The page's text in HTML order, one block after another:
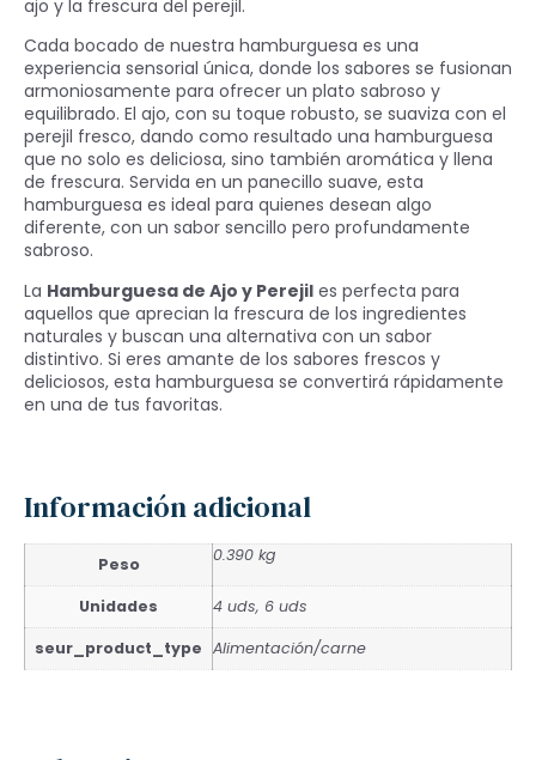
ajo y la frescura del perejil.
Cada bocado de nuestra hamburguesa es una
experiencia sensorial única, donde los sabores se fusionan
armoniosamente para ofrecer un plato sabroso y
equilibrado. El ajo, con su toque robusto, se suaviza con el
perejil fresco, dando como resultado una hamburguesa
que no solo es deliciosa, sino también aromática y llena
de frescura. Servida en un panecillo suave, esta
hamburguesa es ideal para quienes desean algo
diferente, con un sabor sencillo pero profundamente
sabroso.
La Hamburguesa de Ajo y Perejil es perfecta para
aquellos que aprecian la frescura de los ingredientes
naturales y buscan una alternativa con un sabor
distintivo. Si eres amante de los sabores frescos y
deliciosos, esta hamburguesa se convertirá rápidamente
en una de tus favoritas.
Información adicional
Peso 0.390 kg
Unidades 4 uds, 6 uds
seur_product_type Alimentación/carne